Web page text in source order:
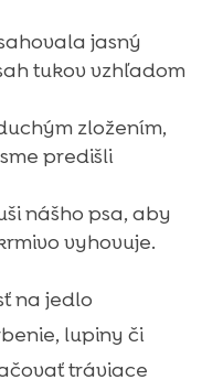
jasný
tukov vzhľadom
zložením,
predišli
nášho psa, aby
vyhovuje.
na jedlo
lupiny či
tráviace